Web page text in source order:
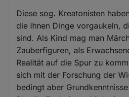
Diese sog. Kreatonisten
die ihnen Dinge vorgaukeln,
sind. Als Kind mag man
Zauberfiguren, als
Realität auf die Spur zu
sich mit der Forschung der
bedingt aber